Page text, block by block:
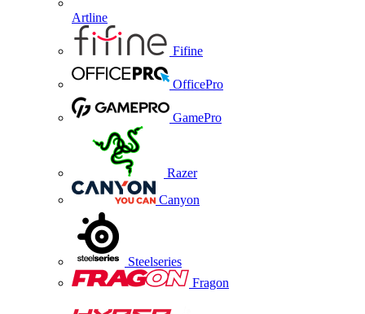
Artline
Fifine
OfficePro
GamePro
Razer
Canyon
Steelseries
Fragon